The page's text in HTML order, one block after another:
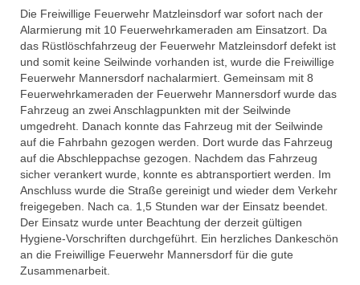
Die Freiwillige Feuerwehr Matzleinsdorf war sofort nach der
Alarmierung mit 10 Feuerwehrkameraden am Einsatzort. Da
das Rüstlöschfahrzeug der Feuerwehr Matzleinsdorf defekt ist
und somit keine Seilwinde vorhanden ist, wurde die Freiwillige
Feuerwehr Mannersdorf nachalarmiert. Gemeinsam mit 8
Feuerwehrkameraden der Feuerwehr Mannersdorf wurde das
Fahrzeug an zwei Anschlagpunkten mit der Seilwinde
umgedreht. Danach konnte das Fahrzeug mit der Seilwinde
auf die Fahrbahn gezogen werden. Dort wurde das Fahrzeug
auf die Abschleppachse gezogen. Nachdem das Fahrzeug
sicher verankert wurde, konnte es abtransportiert werden. Im
Anschluss wurde die Straße gereinigt und wieder dem Verkehr
freigegeben. Nach ca. 1,5 Stunden war der Einsatz beendet.
Der Einsatz wurde unter Beachtung der derzeit gültigen
Hygiene-Vorschriften durchgeführt. Ein herzliches Dankeschön
an die Freiwillige Feuerwehr Mannersdorf für die gute
Zusammenarbeit.